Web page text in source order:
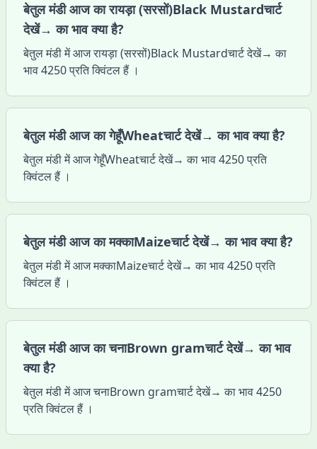
बेतुल मंडी आज का रायड़ा (सरसों)Black Mustardचार्ट
देखें→ का भाव क्या है?
बेतुल मंडी में आज रायड़ा (सरसों)Black Mustardचार्ट देखें→ का
भाव 4250 प्रति क्विंटल हैं ।
बेतुल मंडी आज का गेहूँWheatचार्ट देखें→ का भाव क्या है?
बेतुल मंडी में आज गेहूँWheatचार्ट देखें→ का भाव 4250 प्रति
क्विंटल हैं ।
बेतुल मंडी आज का मक्काMaizeचार्ट देखें→ का भाव क्या है?
बेतुल मंडी में आज मक्काMaizeचार्ट देखें→ का भाव 4250 प्रति
क्विंटल हैं ।
बेतुल मंडी आज का चनाBrown gramचार्ट देखें→ का भाव
क्या है?
बेतुल मंडी में आज चनाBrown gramचार्ट देखें→ का भाव 4250
प्रति क्विंटल हैं ।